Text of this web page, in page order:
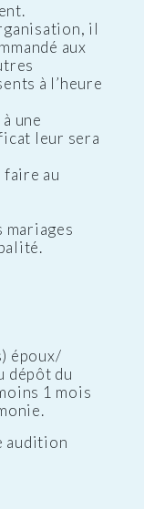
il
aux
à l’heure
une
leur sera
faire au
mariages
époux/
dépôt du
1 mois
audition